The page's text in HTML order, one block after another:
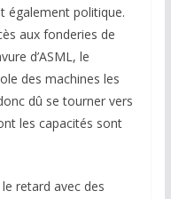
également politique.
aux fonderies de
d’ASML, le
des machines les
dû se tourner vers
les capacités sont
retard avec des